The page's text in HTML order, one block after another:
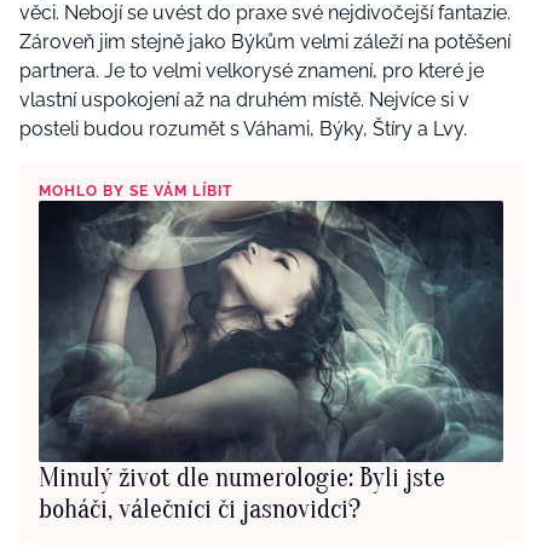
věci. Nebojí se uvést do praxe své nejdivočejší fantazie.
Zároveň jim stejně jako Býkům velmi záleží na potěšení
partnera. Je to velmi velkorysé znamení, pro které je
vlastní uspokojení až na druhém místě. Nejvíce si v
posteli budou rozumět s Váhami, Býky, Štíry a Lvy.
MOHLO BY SE VÁM LÍBIT
Minulý život dle numerologie: Byli jste
boháči, válečníci či jasnovidci?